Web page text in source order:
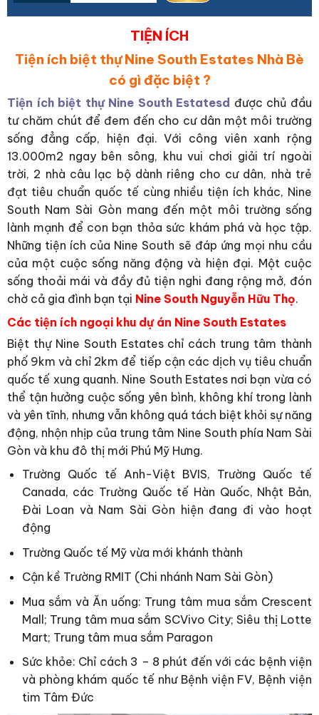
TIỆN ÍCH
Tiện ích biệt thự Nine South Estates Nhà Bè
có gì đặc biệt ?
Tiện ích biệt thự Nine South Estatesd được chủ đầu
tư chăm chút để đem đến cho cư dân một môi trường
sống đẳng cấp, hiện đại. Với công viên xanh rộng
13.000m2 ngay bên sông, khu vui chơi giải trí ngoài
trời, 2 nhà câu lạc bộ dành riêng cho cư dân, nhà trẻ
đạt tiêu chuẩn quốc tế cùng nhiều tiện ích khác, Nine
South Nam Sài Gòn mang đến một môi trường sống
lành mạnh để con bạn thỏa sức khám phá và học tập.
Những tiện ích của Nine South sẽ đáp ứng mọi nhu cầu
của một cuộc sống năng động và hiện đại. Một cuộc
sống thoải mái và đầy đủ tiện nghi đang rộng mở, đón
chờ cả gia đình bạn tại Nine South Nguyễn Hữu Thọ.
Các tiện ích ngoại khu dự án Nine South Estates
Biệt thự Nine South Estates chỉ cách trung tâm thành
phố 9km và chỉ 2km để tiếp cận các dịch vụ tiêu chuẩn
quốc tế xung quanh. Nine South Estates nơi bạn vừa có
thể tận hưởng cuộc sống yên bình, không khí trong lành
và yên tĩnh, nhưng vẫn không quá tách biệt khỏi sự năng
động, nhộn nhịp của trung tâm Nine South phía Nam Sài
Gòn và khu đô thị mới Phú Mỹ Hưng.
Trường Quốc tế Anh-Việt BVIS, Trường Quốc tế
Canada, các Trường Quốc tế Hàn Quốc, Nhật Bản,
Đài Loan và Nam Sài Gòn hiện đang đi vào hoạt
động
Trường Quốc tế Mỹ vừa mới khánh thành
Cận kề Trường RMIT (Chi nhánh Nam Sài Gòn)
Mua sắm và Ăn uống: Trung tâm mua sắm Crescent
Mall; Trung tâm mua sắm SCVivo City; Siêu thị Lotte
Mart; Trung tâm mua sắm Paragon
Sức khỏe: Chỉ cách 3 – 8 phút đến với các bệnh viện
và phòng khám quốc tế như Bệnh viện FV, Bệnh viện
tim Tâm Đức